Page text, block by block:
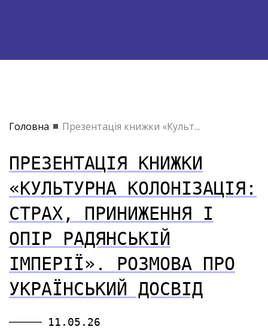
Головна Презентація книжки «Культ...
ПРЕЗЕНТАЦІЯ КНИЖКИ
«КУЛЬТУРНА КОЛОНІЗАЦІЯ:
СТРАХ, ПРИНИЖЕННЯ І
ОПІР РАДЯНСЬКІЙ
ІМПЕРІЇ». РОЗМОВА ПРО
УКРАЇНСЬКИЙ ДОСВІД
11.05.26